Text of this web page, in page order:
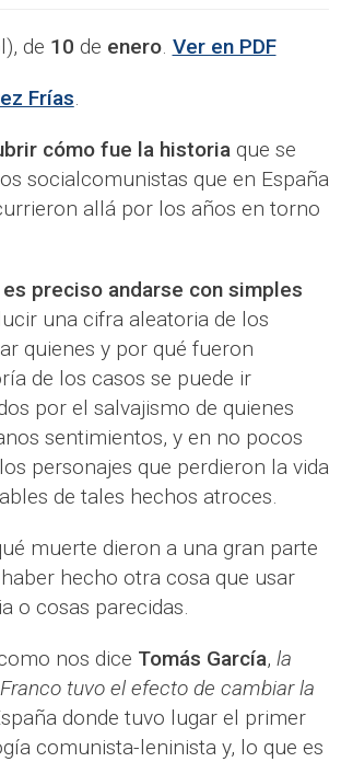
de 10 de enero. Ver en PDF
Frías.
cómo fue la historiaque se
socialcomunistas que en España
allá por los años en torno
preciso andarse con simples
una cifra aleatoria de los
quienes y por qué fueron
de los casos se puede ir
por el salvajismo de quienes
sentimientos, y en no pocos
personajes que perdieron la vida
de tales hechos atroces.
muerte dieron a una gran parte
hecho otra cosa que usar
o cosas parecidas.
nos dice Tomás García, la
tuvo el efecto de cambiar la
donde tuvo lugar el primer
comunista-leninista y, lo que es